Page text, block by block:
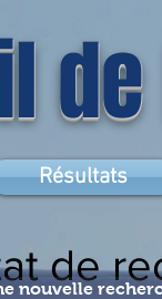
Résultats
de
nouvelle